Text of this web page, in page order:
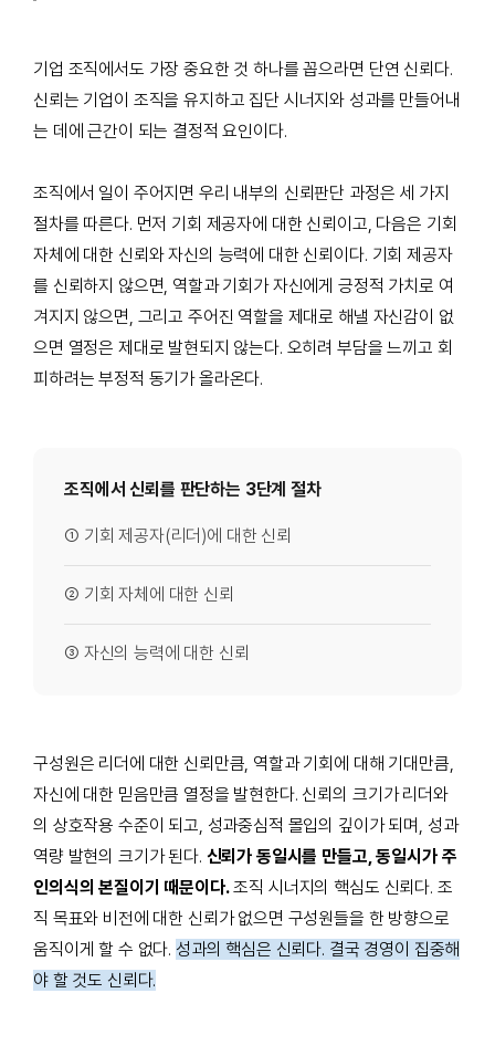
기업 조직에서도 가장 중요한 것 하나를 꼽으라면 단연 신뢰다.
신뢰는 기업이 조직을 유지하고 집단 시너지와 성과를 만들어내
는 데에 근간이 되는 결정적 요인이다.
조직에서 일이 주어지면 우리 내부의 신뢰판단 과정은 세 가지
절차를 따른다. 먼저 기회 제공자에 대한 신뢰이고, 다음은 기회
자체에 대한 신뢰와 자신의 능력에 대한 신뢰이다. 기회 제공자
를 신뢰하지 않으면, 역할과 기회가 자신에게 긍정적 가치로 여
겨지지 않으면, 그리고 주어진 역할을 제대로 해낼 자신감이 없
으면 열정은 제대로 발현되지 않는다. 오히려 부담을 느끼고 회
피하려는 부정적 동기가 올라온다.
조직에서 신뢰를 판단하는 3단계 절차
① 기회 제공자(리더)에 대한 신뢰
② 기회 자체에 대한 신뢰
③ 자신의 능력에 대한 신뢰
구성원은 리더에 대한 신뢰만큼, 역할과 기회에 대해 기대만큼,
자신에 대한 믿음만큼 열정을 발현한다. 신뢰의 크기가 리더와
의 상호작용 수준이 되고, 성과중심적 몰입의 깊이가 되며, 성과
역량 발현의 크기가 된다. 신뢰가 동일시를 만들고, 동일시가 주
인의식의 본질이기 때문이다.조직 시너지의 핵심도 신뢰다. 조
직 목표와 비전에 대한 신뢰가 없으면 구성원들을 한 방향으로
움직이게 할 수 없다. 성과의 핵심은 신뢰다. 결국 경영이 집중해
야 할 것도 신뢰다.